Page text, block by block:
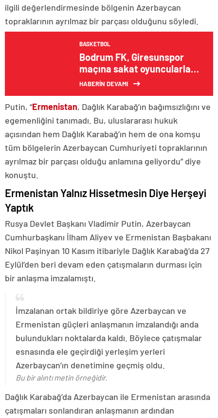
ilgili değerlendirmesinde bölgenin Azerbaycan
topraklarının ayrılmaz bir parçası olduğunu söyledi.
BASKETBOL
Bodrum FK, Giresunspor
maçına sakat oyuncularla
çıkacak
HABERİN DEVAMI
Putin, “Ermenistan, Dağlık Karabağ’ın bağımsızlığını ve
egemenliğini tanımadı. Bu, uluslararası hukuk
açısından hem Dağlık Karabağ’ın hem de ona komşu
tüm bölgelerin Azerbaycan Cumhuriyeti topraklarının
ayrılmaz bir parçası olduğu anlamına geliyordu” diye
konuştu.
Ermenistan Yalnız Hissetmesin Diye Herşeyi
Yaptık
Rusya Devlet Başkanı Vladimir Putin, Azerbaycan
Cumhurbaşkanı İlham Aliyev ve Ermenistan Başbakanı
Nikol Paşinyan 10 Kasım itibariyle Dağlık Karabağ’da 27
Eylül’den beri devam eden çatışmaların durması için
bir anlaşma imzalamıştı.
İmzalanan ortak bildiriye göre Azerbaycan ve
Ermenistan güçleri anlaşmanın imzalandığı anda
bulundukları noktalarda kaldı. Böylece çatışmalar
esnasında ele geçirdiği yerleşim yerleri
Azerbaycan’ın denetimine geçmiş oldu.
Bu bir alıntı metin örneğidir.
Dağlık Karabağ’da Azerbaycan ile Ermenistan arasında
çatışmaları sonlandıran anlaşmanın ardından